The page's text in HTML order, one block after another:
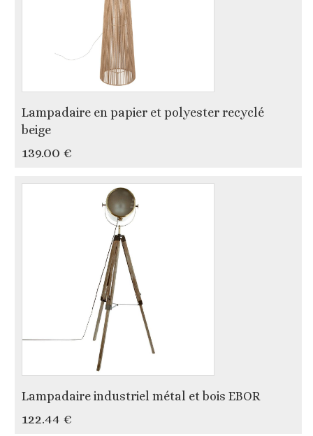
Lampadaire en papier et polyester recyclé
beige
139.00 €
Lampadaire industriel métal et bois EBOR
122.44 €